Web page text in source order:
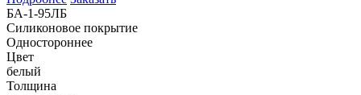
БА-1-95ЛБ
Силиконовое покрытие
Одностороннее
Цвет
белый
Толщина